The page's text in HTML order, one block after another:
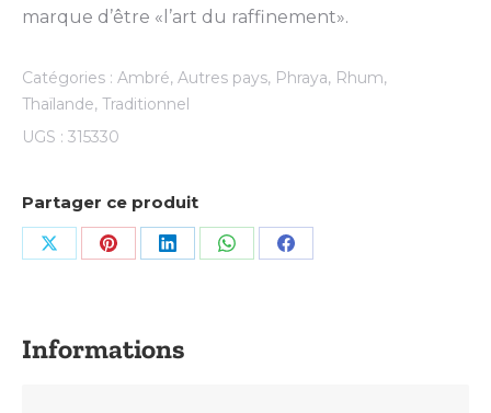
marque d’être «l’art du raffinement».
Catégories : Ambré, Autres pays, Phraya, Rhum,
Thaïlande, Traditionnel
UGS : 315330
Partager ce produit
Share Share Share Share Share